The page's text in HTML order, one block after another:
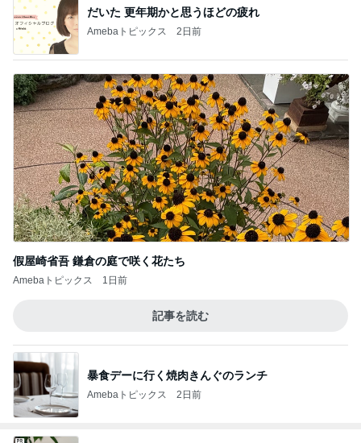
だいた 更年期かと思うほどの疲れ
Amebaトピックス 2日前
假屋崎省吾 鎌倉の庭で咲く花たち
Amebaトピックス 1日前
記事を読む
暴食デーに行く焼肉きんぐのランチ
Amebaトピックス 2日前